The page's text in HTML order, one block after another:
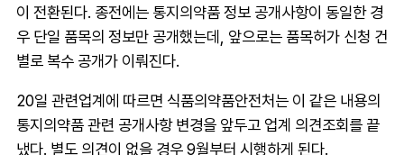
이 전환된다. 종전에는 통지의약품 정보 공개사항이 동일한 경
우 단일 품목의 정보만 공개했는데, 앞으로는 품목허가 신청 건
별로 복수 공개가 이뤄진다.
20일 관련업계에 따르면 식품의약품안전처는 이 같은 내용의
통지의약품 관련 공개사항 변경을 앞두고 업계 의견조회를 끝
냈다. 별도 의견이 없을 경우 9월부터 시행하게 된다.